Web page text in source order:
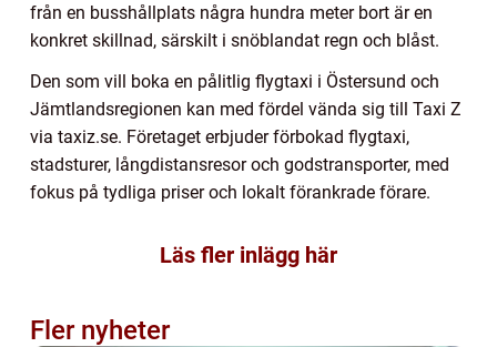
från en busshållplats några hundra meter bort är en
konkret skillnad, särskilt i snöblandat regn och blåst.
Den som vill boka en pålitlig flygtaxi i Östersund och
Jämtlandsregionen kan med fördel vända sig till Taxi Z
via taxiz.se. Företaget erbjuder förbokad flygtaxi,
stadsturer, långdistansresor och godstransporter, med
fokus på tydliga priser och lokalt förankrade förare.
Läs fler inlägg här
Fler nyheter